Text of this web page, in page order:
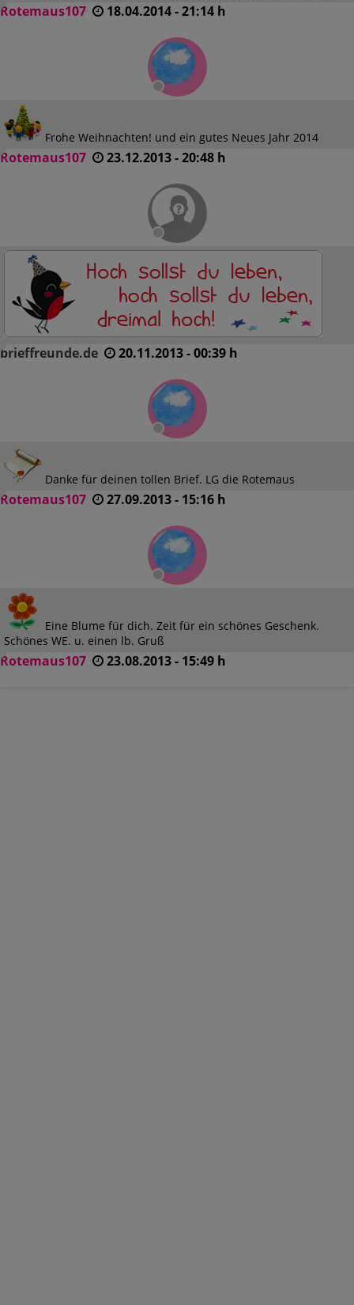
Rotemaus107 18.04.2014 - 21:14 h
Frohe Weihnachten! und ein gutes Neues Jahr 2014
Rotemaus107 23.12.2013 - 20:48 h
brieffreunde.de 20.11.2013 - 00:39 h
Danke für deinen tollen Brief. LG die Rotemaus
Rotemaus107 27.09.2013 - 15:16 h
Eine Blume für dich. Zeit für ein schönes Geschenk.
Schönes WE. u. einen lb. Gruß
Rotemaus107 23.08.2013 - 15:49 h